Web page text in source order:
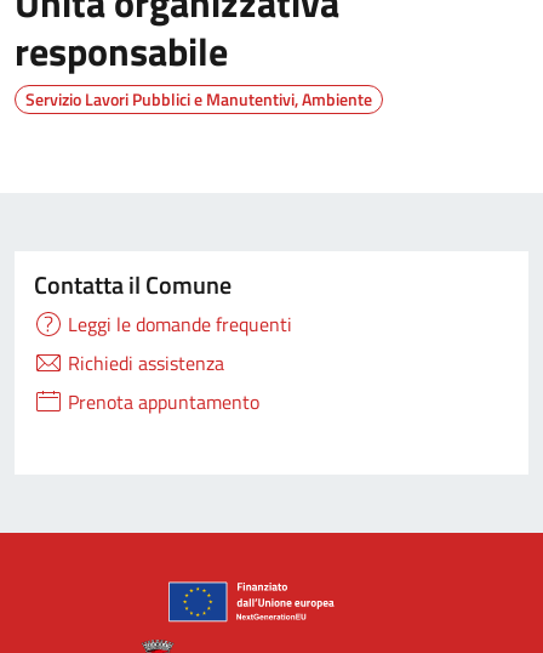
responsabile
Servizio Lavori Pubblici e Manutentivi, Ambiente
Contatta il Comune
Leggi le domande frequenti
Richiedi assistenza
Prenota appuntamento